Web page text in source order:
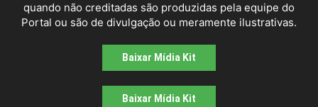
quando não creditadas são produzidas pela equipe do
Portal ou são de divulgação ou meramente ilustrativas.
Baixar Mídia Kit
Baixar Mídia Kit